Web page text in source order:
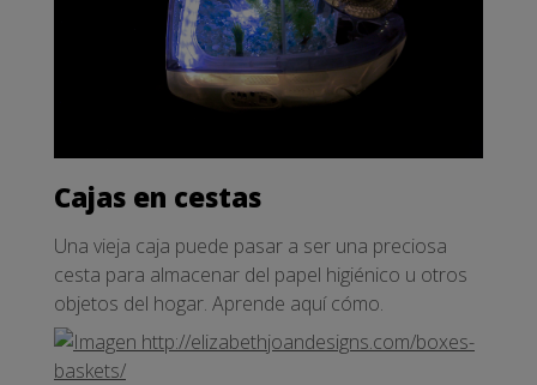
Cajas en cestas
Una vieja caja puede pasar a ser una preciosa
cesta para almacenar del papel higiénico u otros
objetos del hogar. Aprende aquí cómo.